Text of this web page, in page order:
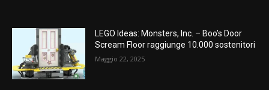
LEGO Ideas: Monsters, Inc. – Boo’s Door
Scream Floor raggiunge 10.000 sostenitori
Maggio 22, 2025